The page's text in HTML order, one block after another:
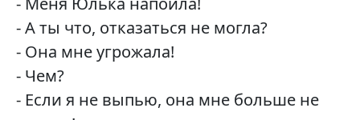
- А ты что, отказаться не могла?
- Она мне угрожала!
- Чем?
- Если я не выпью, она мне больше не